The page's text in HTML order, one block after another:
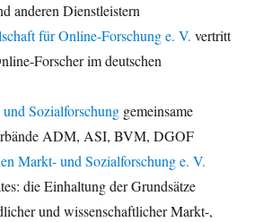
anderen Dienstleistern
für Online-Forschung e. V. vertritt
Forscher im deutschen
Sozialforschung gemeinsame
ADM, ASI, BVM, DGOF
Markt- und Sozialforschung e. V.
die Einhaltung der Grundsätze
und wissenschaftlicher Markt-,